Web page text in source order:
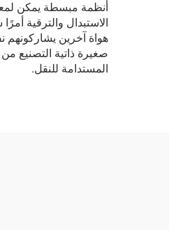
أنظمة مبسطة يمكن
الاستبدال والترقية
هواة آخرين يشاركونهم
صغيرة ذاتية التصنيع
المستدامة للنقل.